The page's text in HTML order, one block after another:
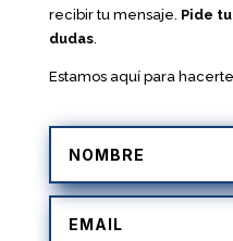
recibir tu mensaje. Pide
dudas.
Estamos aquí para